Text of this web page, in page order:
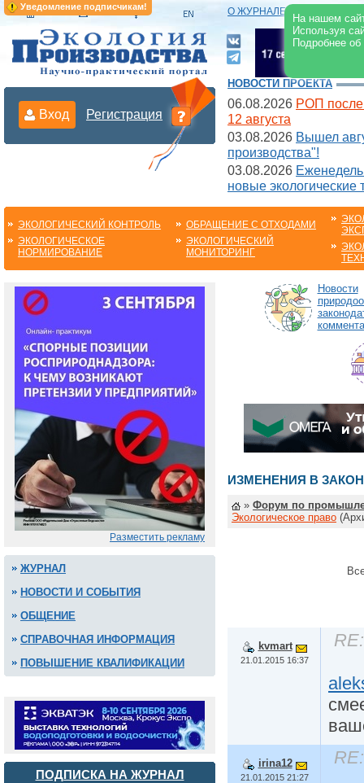
Уведомление подписчикам!
На нашем
Используя
Подробнее
О ЖУРНАЛЕ |
Вход Регистрация
НОВОСТИ ПРОЕКТА
06.08.2026 РОП после
12 августа
03.08.2026 Вышел
производства"!
03.08.2026
новые экологические
ЭКОЛОГИЧЕСКИЙ КОНТРОЛЬ
ЭКОЛОГИЧЕСКОЕ
НОРМИРОВАНИЕ
ОБРАЩЕНИЕ С ОТХОДАМИ
ЭКОЛОГИЧЕСКИЙ
МОНИТОРИНГ
Разместить рекламу
ЖУРНАЛ
НОВОСТИ И СОБЫТИЯ
ОБЩЕНИЕ
СПРАВОЧНАЯ ИНФОРМАЦИЯ
ПОВЫШЕНИЕ КВАЛИФИКАЦИИ
ПОДПИСКА НА ЖУРНАЛ
Новости
ИЗМЕНЕНИЯ В
» Форум по
Экологическое право
kvmart
21.01.2015 16:37
irina12
21.01.2015 21:27